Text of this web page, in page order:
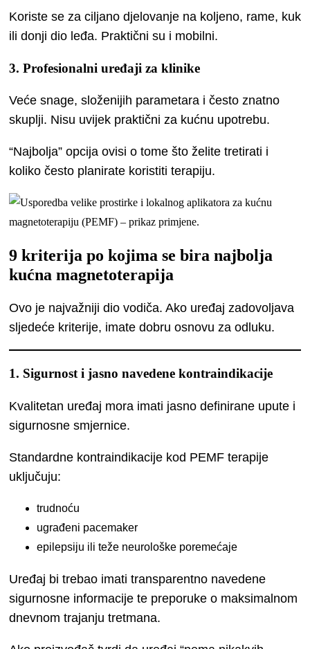
Koriste se za ciljano djelovanje na koljeno, rame, kuk
ili donji dio leđa. Praktični su i mobilni.
3. Profesionalni uređaji za klinike
Veće snage, složenijih parametara i često znatno
skuplji. Nisu uvijek praktični za kućnu upotrebu.
“Najbolja” opcija ovisi o tome što želite tretirati i
koliko često planirate koristiti terapiju.
9 kriterija po kojima se bira najbolja
kućna magnetoterapija
Ovo je najvažniji dio vodiča. Ako uređaj zadovoljava
sljedeće kriterije, imate dobru osnovu za odluku.
1. Sigurnost i jasno navedene kontraindikacije
Kvalitetan uređaj mora imati jasno definirane upute i
sigurnosne smjernice.
Standardne kontraindikacije kod PEMF terapije
uključuju:
trudnoću
ugrađeni pacemaker
epilepsiju ili teže neurološke poremećaje
Uređaj bi trebao imati transparentno navedene
sigurnosne informacije te preporuke o maksimalnom
dnevnom trajanju tretmana.